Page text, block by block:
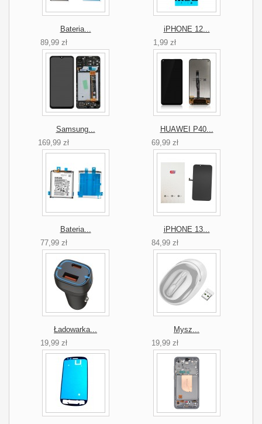
Bateria...
89,99 zł
iPHONE 12...
1,99 zł
Samsung...
169,99 zł
HUAWEI P40...
69,99 zł
Bateria...
77,99 zł
iPHONE 13...
84,99 zł
Ładowarka...
19,99 zł
Mysz...
19,99 zł